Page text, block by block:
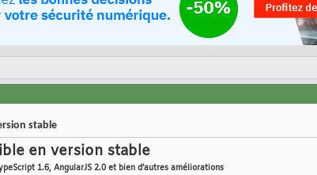
stable
en version stable
1.6, AngularJS 2.0 et bien d’autres améliorations